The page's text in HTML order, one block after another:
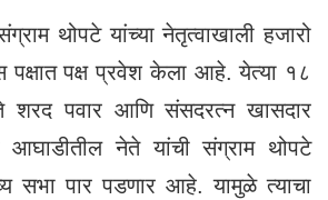
थोपटे यांच्या नेतृत्वाखाली हजारो
पक्षात पक्ष प्रवेश केला आहे. येत्या १८
शरद पवार आणि संसदरत्न खासदार
नेते यांची संग्राम थोपटे
सभा पार पडणार आहे. यामुळे त्याचा